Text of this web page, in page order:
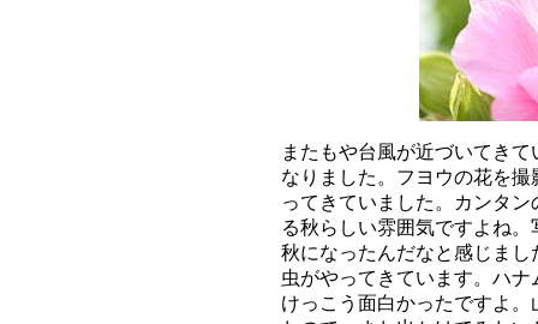
またもや台風が近づいてき
なりました。フヨウの花を
ってきていました。カンタ
る秋らしい雰囲気ですよね
秋になったんだなと感じま
虫がやってきています。ハ
けっこう面白かったですよ